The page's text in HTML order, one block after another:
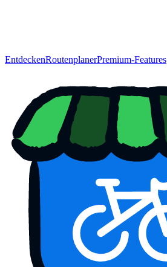
EntdeckenRoutenplanerPremium-Features